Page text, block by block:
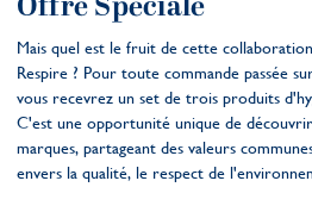
Mais quel est le fruit de cette
Respire ? Pour toute commande passée
vous recevrez un set de trois produits
C'est une opportunité unique de
marques, partageant des valeurs
envers la qualité, le respect de